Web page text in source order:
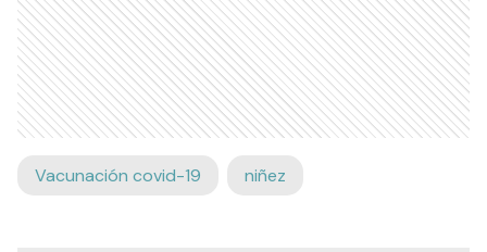
Vacunación covid-19 niñez